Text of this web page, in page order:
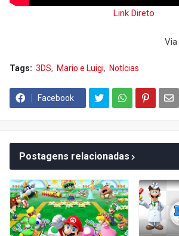
Link Direto
Via
Tags: 3DS Mario e Luigi Notícias
Facebook
Postagens relacionadas